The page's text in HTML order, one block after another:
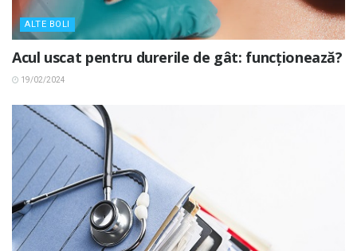
ALTE BOLI
Acul uscat pentru durerile de gât: funcționează?
19/02/2024